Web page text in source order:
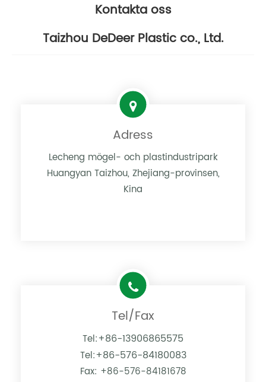
Kontakta oss
Taizhou DeDeer Plastic co., Ltd.
Adress
Lecheng mögel- och plastindustripark
Huangyan Taizhou, Zhejiang-provinsen,
Kina
Tel/Fax
Tel:+86-13906865575
Tel:+86-576-84180083
Fax: +86-576-84181678